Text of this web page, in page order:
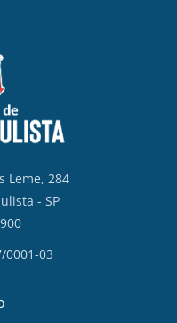
Leme, 284
- SP
0001-03